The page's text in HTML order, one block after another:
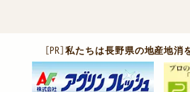
［PR］私たちは長野県の地産地消